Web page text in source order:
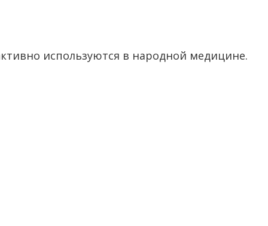
используются в народной медицине.